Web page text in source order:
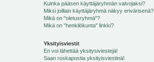
Kuinka pääsen käyttäjäryhmän valvojaksi?
Miksi joillain käyttäjäryhmä näkyy erivärisenä?
Mikä on "oletusryhmä"?
Mikä on "henkilökunta" linkki?
Yksityisviestit
En voi lähettää yksitysiviestejä!
Saan roskapostia yksityisviestinä!